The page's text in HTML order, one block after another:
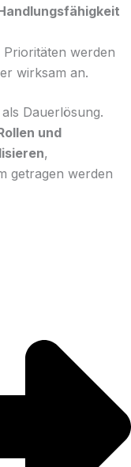
werden
wirksam an.
Dauerlösung.
und
,
getragen werden